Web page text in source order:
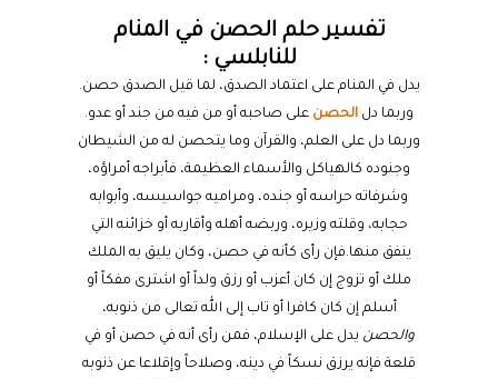
تفسير حلم الحصن في المنام
للنابلسي :
يدل في المنام على اعتماد الصدق، لما قيل الصدق حصن.
وربما دل الحصن على صاحبه أو من فيه من جند أو عدو.
وربما دل على العلم، والقرآن وما يتحصن له من الشيطان
وجنوده كالهياكل والأسماء العظيمة، فأبراجه أمراؤه،
وشرفاته حراسه أو جنده، ومراميه جواسيسه، وأبوابه
حجابه، وقلته وزيره، وربضه أهله وأقاربه أو خزائنه التي
ينفق منها.فإن رأى كأنه في حصن، وكان يليق به الملك
ملك أو تزوج إن كان أعزب أو رزق ولداً أو اشترى مفكاً أو
أسلم إن كان كافرا أو تاب إلى الله تعالى من ذنوبه،
والحصن يدل على الإسلام، فمن رأى أنه في حصن أو في
قلعة فإنه يرزق نسكاً في دينه، وصلاحاً وإقلاعا عن ذنوبه